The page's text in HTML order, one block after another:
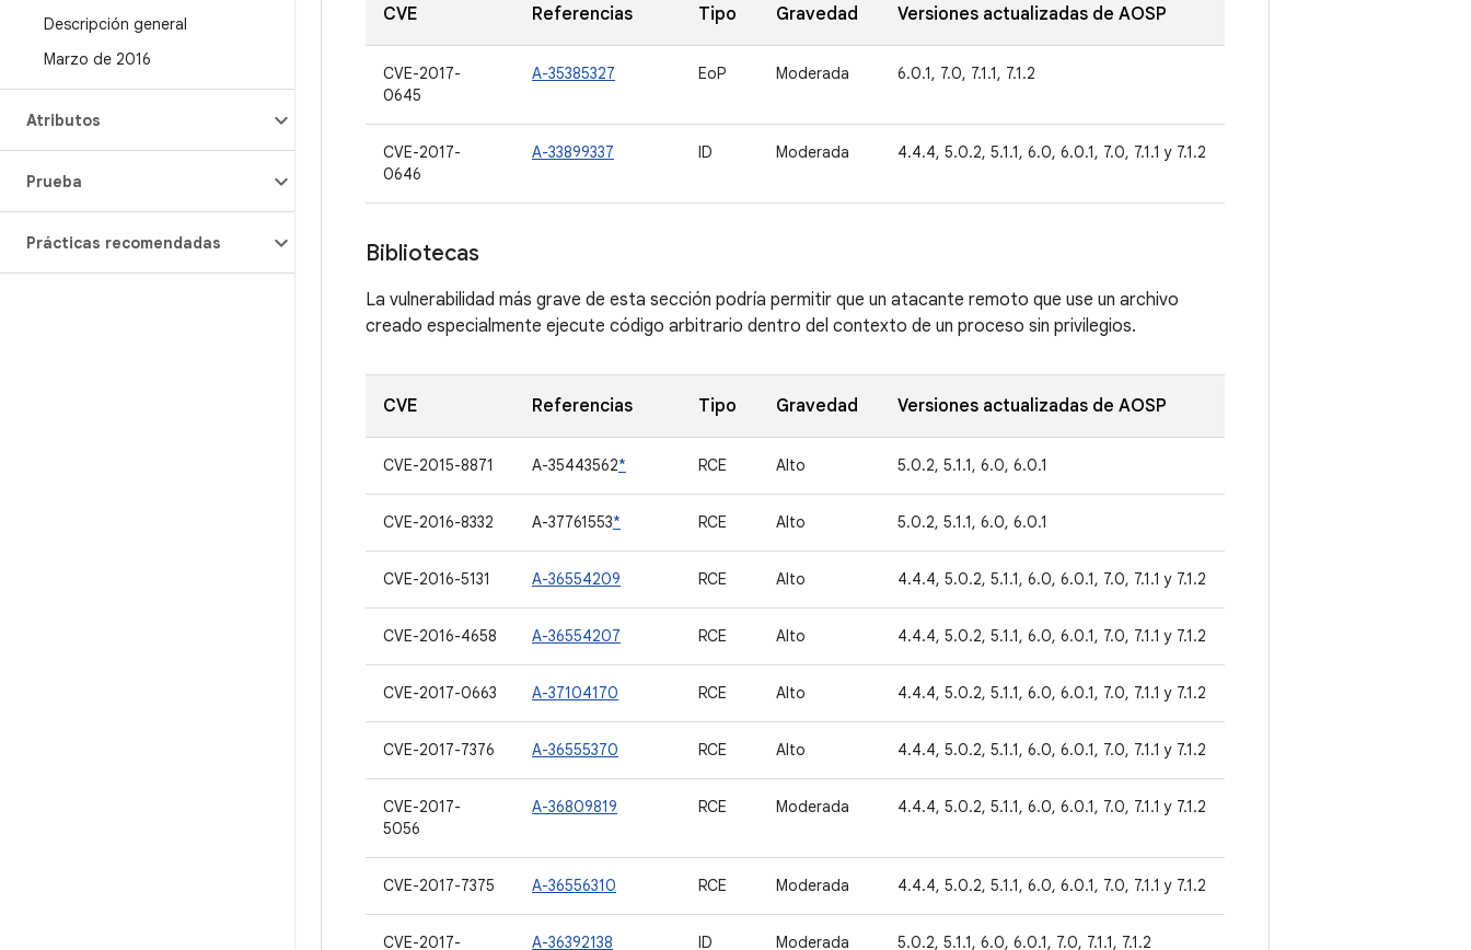
Descripción general
Marzo de 2016
Atributos
Prueba
Prácticas recomendadas
CVE Referencias Tipo Gravedad Versiones actualizadas de AOSP
CVE-2017-
0645
A-35385327 EoP Moderada 6.0.1, 7.0, 7.1.1, 7.1.2
CVE-2017-
0646
A-33899337 ID Moderada 4.4.4, 5.0.2, 5.1.1, 6.0, 6.0.1, 7.0, 7.1.1 y 7.1.2
Bibliotecas
La vulnerabilidad más grave de esta sección podría permitir que un atacante remoto que use un archivo
creado especialmente ejecute código arbitrario dentro del contexto de un proceso sin privilegios.
CVE Referencias Tipo Gravedad Versiones actualizadas de AOSP
CVE-2015-8871 A-35443562* RCE Alto 5.0.2, 5.1.1, 6.0, 6.0.1
CVE-2016-8332 A-37761553* RCE Alto 5.0.2, 5.1.1, 6.0, 6.0.1
CVE-2016-5131 A-36554209 RCE Alto 4.4.4, 5.0.2, 5.1.1, 6.0, 6.0.1, 7.0, 7.1.1 y 7.1.2
CVE-2016-4658 A-36554207 RCE Alto 4.4.4, 5.0.2, 5.1.1, 6.0, 6.0.1, 7.0, 7.1.1 y 7.1.2
CVE-2017-0663 A-37104170 RCE Alto 4.4.4, 5.0.2, 5.1.1, 6.0, 6.0.1, 7.0, 7.1.1 y 7.1.2
CVE-2017-7376 A-36555370 RCE Alto 4.4.4, 5.0.2, 5.1.1, 6.0, 6.0.1, 7.0, 7.1.1 y 7.1.2
CVE-2017-
5056
A-36809819 RCE Moderada 4.4.4, 5.0.2, 5.1.1, 6.0, 6.0.1, 7.0, 7.1.1 y 7.1.2
CVE-2017-7375 A-36556310 RCE Moderada 4.4.4, 5.0.2, 5.1.1, 6.0, 6.0.1, 7.0, 7.1.1 y 7.1.2
CVE-2017- A-36392138 ID Moderada 5.0.2, 5.1.1, 6.0, 6.0.1, 7.0, 7.1.1, 7.1.2